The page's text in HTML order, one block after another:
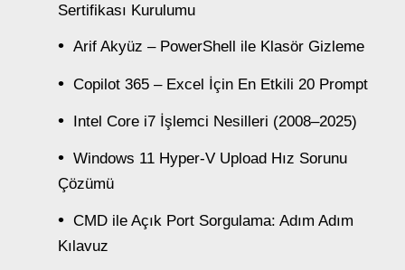
Sertifikası Kurulumu
Arif Akyüz – PowerShell ile Klasör Gizleme
Copilot 365 – Excel İçin En Etkili 20 Prompt
Intel Core i7 İşlemci Nesilleri (2008–2025)
Windows 11 Hyper-V Upload Hız Sorunu
Çözümü
CMD ile Açık Port Sorgulama: Adım Adım
Kılavuz